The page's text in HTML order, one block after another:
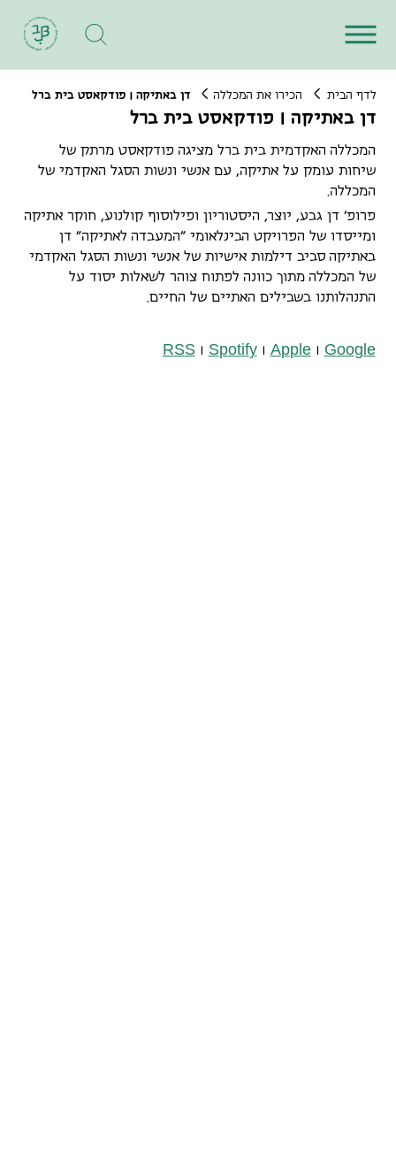
לדף הבית הכירו את המכללה דן באתיקה | פודקאסט בית ברל
דן באתיקה | פודקאסט בית ברל
המכללה האקדמית בית ברל מציגה פודקאסט מרתק של
שיחות עומק על אתיקה, עם אנשי ונשות הסגל האקדמי של
המכללה.
פרופ' דן גבע, יוצר, היסטוריון ופילוסוף קולנוע, חוקר אתיקה
ומייסדו של הפרויקט הבינלאומי "המעבדה לאתיקה" דן
באתיקה סביב דילמות אישיות של אנשי ונשות הסגל האקדמי
של המכללה מתוך כוונה לפתוח צוהר לשאלות יסוד על
התנהלותנו בשבילים האתיים של החיים.
RSS| Spotify| Appl e| Goog e